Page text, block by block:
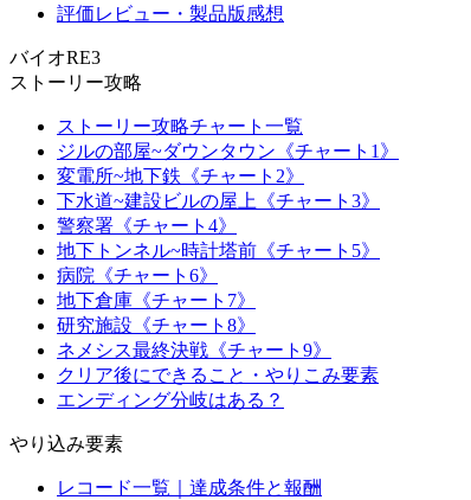
評価レビュー・製品版感想
バイオRE3
ストーリー攻略
ストーリー攻略チャート一覧
ジルの部屋~ダウンタウン《チャート1》
変電所~地下鉄《チャート2》
下水道~建設ビルの屋上《チャート3》
警察署《チャート4》
地下トンネル~時計塔前《チャート5》
病院《チャート6》
地下倉庫《チャート7》
研究施設《チャート8》
ネメシス最終決戦《チャート9》
クリア後にできること・やりこみ要素
エンディング分岐はある？
やり込み要素
レコード一覧｜達成条件と報酬